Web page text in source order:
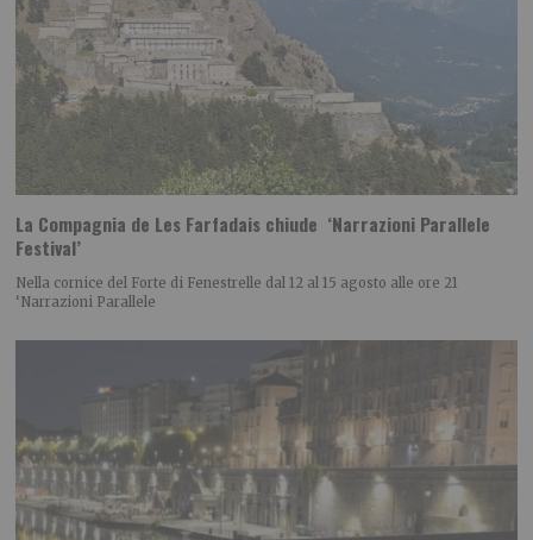
La Compagnia de Les Farfadais chiude ‘Narrazioni Parallele
Festival’
Nella cornice del Forte di Fenestrelle dal 12 al 15 agosto alle ore 21
‘Narrazioni Parallele